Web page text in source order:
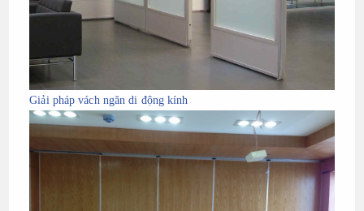
Giải pháp vách ngăn di động kính